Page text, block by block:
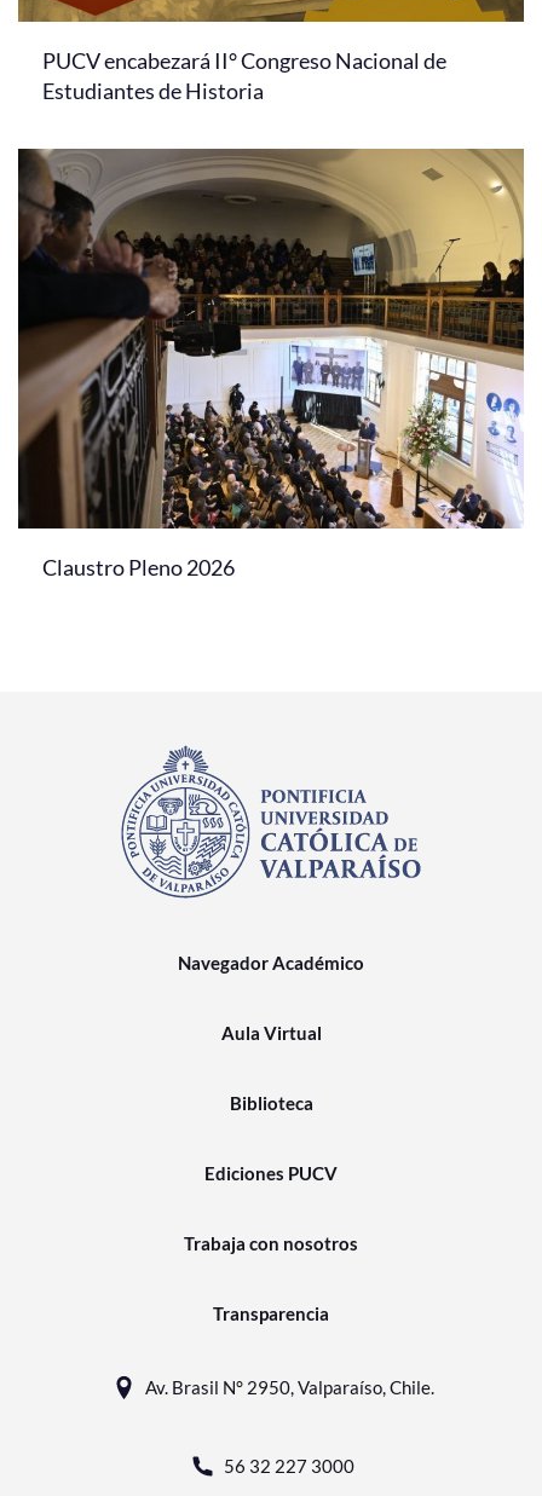
PUCV encabezará II° Congreso Nacional de
Estudiantes de Historia
Claustro Pleno 2026
Navegador Académico
Aula Virtual
Biblioteca
Ediciones PUCV
Trabaja con nosotros
Transparencia
Av. Brasil N° 2950, Valparaíso, Chile.
56 32 227 3000